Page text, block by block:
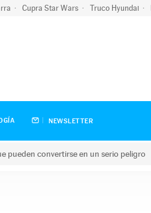
Cupra Star Wars Truco Hyundai
NEWSLETTER
pueden convertirse en un serio peligro